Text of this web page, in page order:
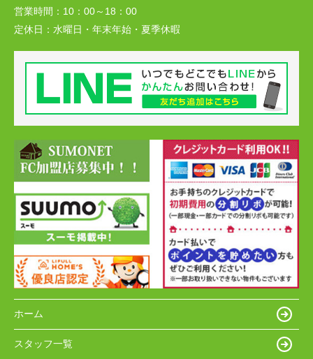
営業時間： 10：00～18：00
定休日： 水曜日・年末年始・夏季休暇
ホーム
スタッフ一覧